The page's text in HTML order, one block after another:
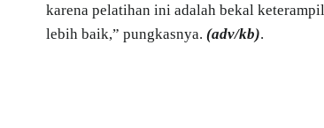
karena pelatihan ini adalah bekal
lebih baik,” pungkasnya. (adv/kb).